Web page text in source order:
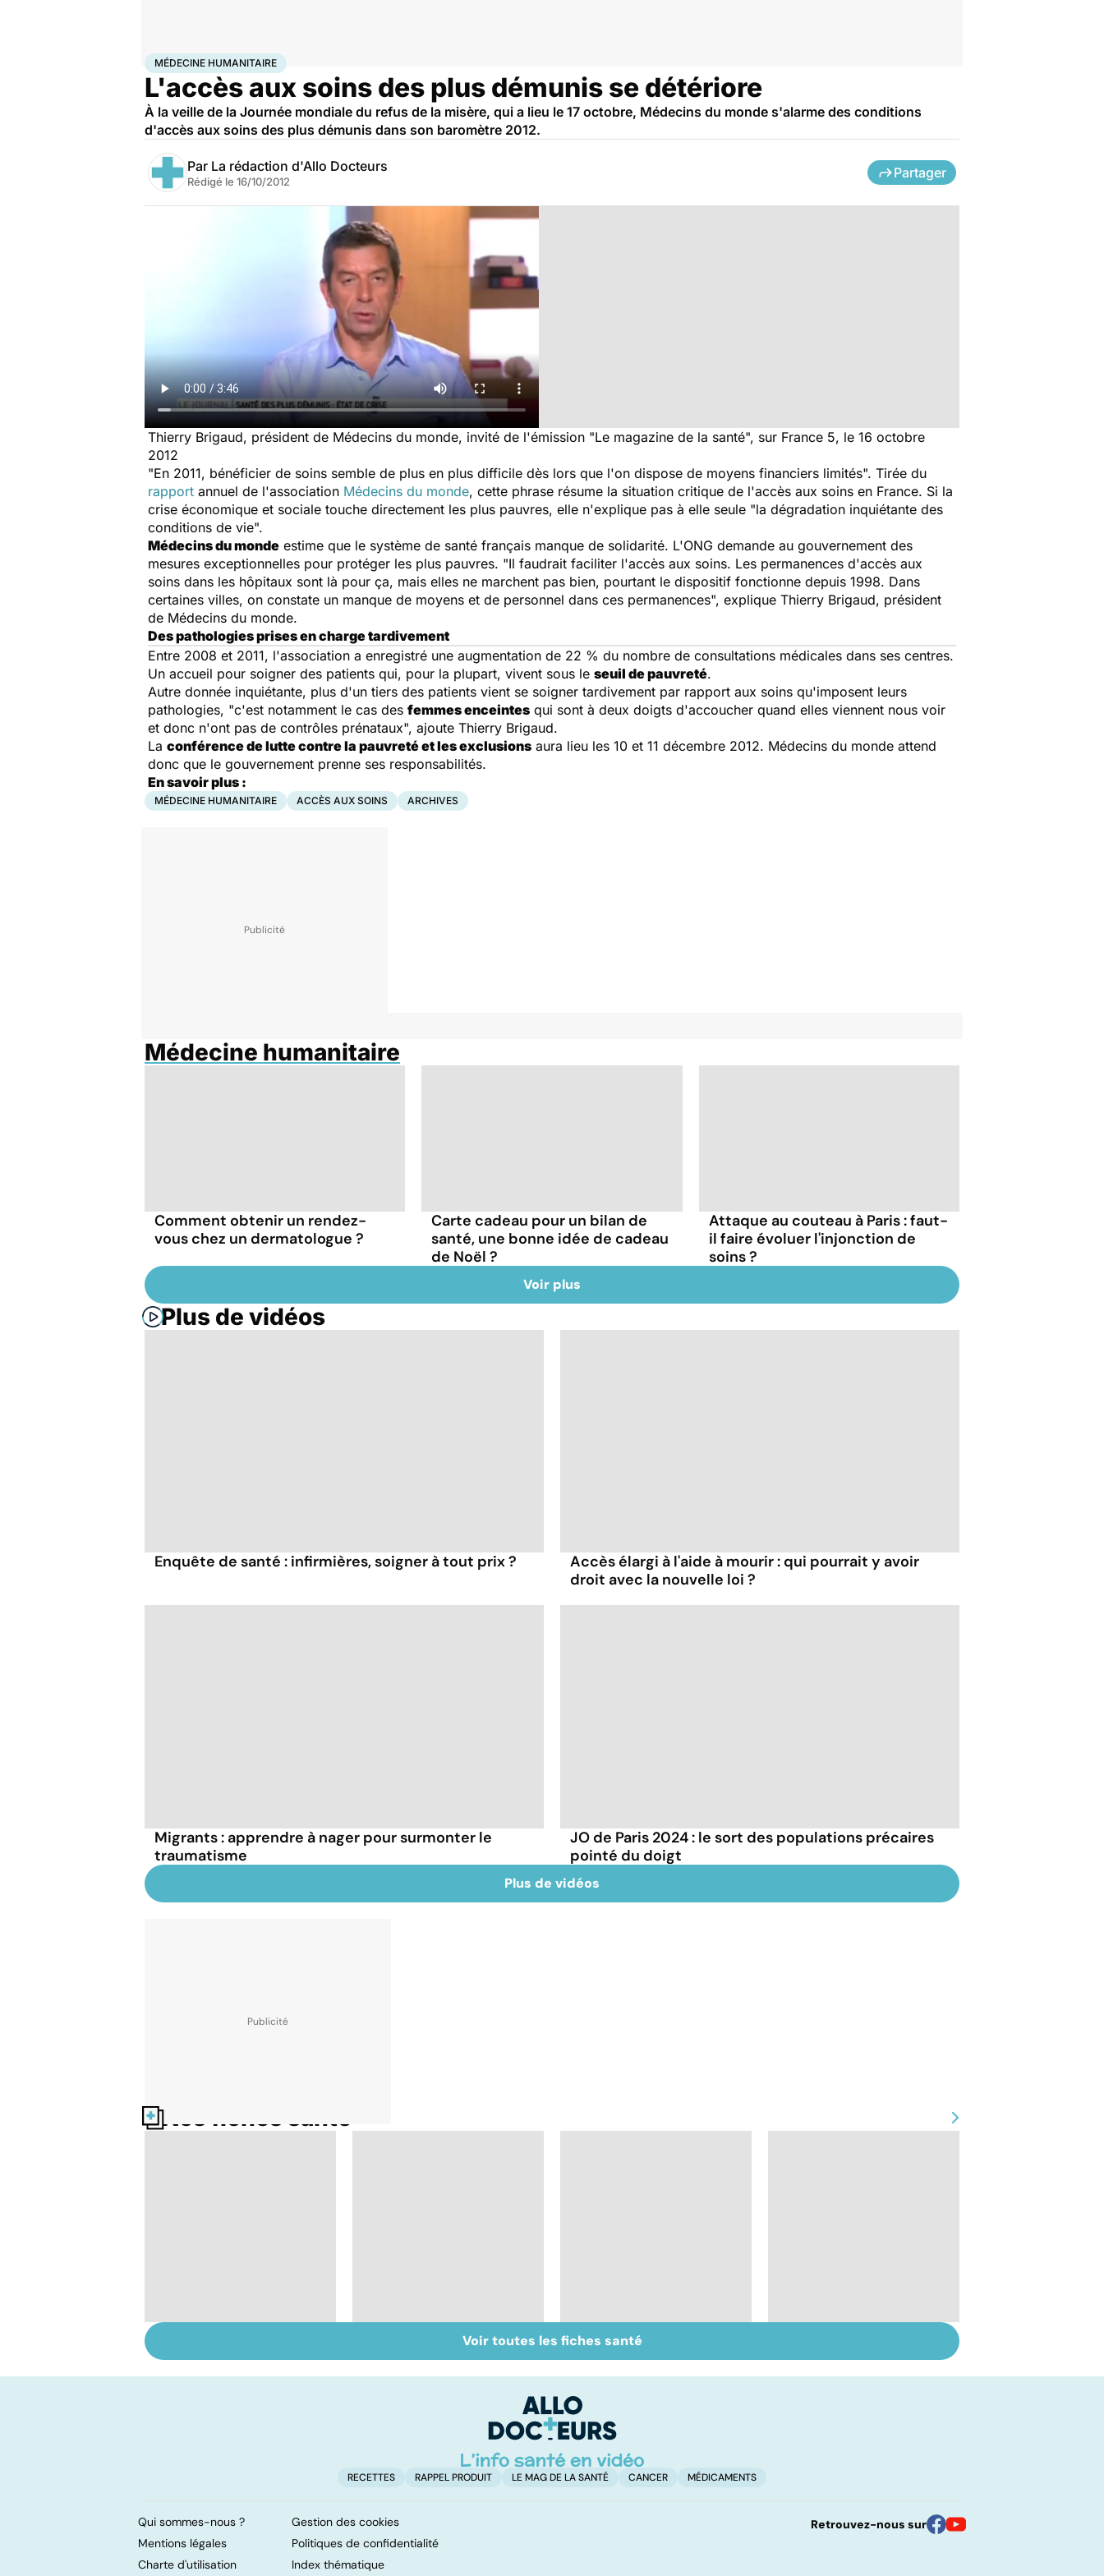
AccueilSanté Médecine humanitaire
MÉDECINE HUMANITAIRE
L'accès aux soins des plus démunis se détériore
À la veille de la Journée mondiale du refus de la misère, qui a lieu le 17 octobre, Médecins du monde s'alarme des conditions
d'accès aux soins des plus démunis dans son baromètre 2012.
Par La rédaction d'Allo Docteurs
Rédigé le 16/10/2012
Partager
Thierry Brigaud, président de Médecins du monde, invité de l'émission "Le magazine de la santé", sur France 5, le 16 octobre
2012
"En 2011, bénéficier de soins semble de plus en plus difficile dès lors que l'on dispose de moyens financiers limités". Tirée du
rapport annuel de l'association Médecins du monde, cette phrase résume la situation critique de l'accès aux soins en France. Si la
crise économique et sociale touche directement les plus pauvres, elle n'explique pas à elle seule "la dégradation inquiétante des
conditions de vie".
Médecins du monde estime que le système de santé français manque de solidarité. L'ONG demande au gouvernement des
mesures exceptionnelles pour protéger les plus pauvres. "Il faudrait faciliter l'accès aux soins. Les permanences d'accès aux
soins dans les hôpitaux sont là pour ça, mais elles ne marchent pas bien, pourtant le dispositif fonctionne depuis 1998. Dans
certaines villes, on constate un manque de moyens et de personnel dans ces permanences", explique Thierry Brigaud, président
de Médecins du monde.
Des pathologies prises en charge tardivement
Entre 2008 et 2011, l'association a enregistré une augmentation de 22 % du nombre de consultations médicales dans ses centres.
Un accueil pour soigner des patients qui, pour la plupart, vivent sous le seuil de pauvreté.
Autre donnée inquiétante, plus d'un tiers des patients vient se soigner tardivement par rapport aux soins qu'imposent leurs
pathologies, "c'est notamment le cas des femmes enceintes qui sont à deux doigts d'accoucher quand elles viennent nous voir
et donc n'ont pas de contrôles prénataux", ajoute Thierry Brigaud.
La conférence de lutte contre la pauvreté et les exclusions aura lieu les 10 et 11 décembre 2012. Médecins du monde attend
donc que le gouvernement prenne ses responsabilités.
En savoir plus :
MÉDECINE HUMANITAIRE ACCÈS AUX SOINS ARCHIVES
Médecine humanitaire
Comment obtenir un rendez-
vous chez un dermatologue ?
Carte cadeau pour un bilan de
santé, une bonne idée de cadeau
de Noël ?
Attaque au couteau à Paris : faut-
il faire évoluer l'injonction de
soins ?
Voir plus
Plus de vidéos
Enquête de santé : infirmières, soigner à tout prix ?
Accès élargi à l'aide à mourir : qui pourrait y avoir
droit avec la nouvelle loi ?
Migrants : apprendre à nager pour surmonter le
traumatisme
JO de Paris 2024 : le sort des populations précaires
pointé du doigt
Plus de vidéos
Nos fiches santé
domicile, c'est facile !
Don de gamètes : le
pour et le contre
Médecine de
proximité : quel
l'ovulation : de la
Voir toutes les fiches santé
RECETTES RAPPEL PRODUIT LE MAG DE LA SANTÉ CANCER MÉDICAMENTS
Qui sommes-nous ?
Gestion des cookies
Mentions légales
Politiques de confidentialité
Charte d'utilisation
Index thématique
Retrouvez-nous sur